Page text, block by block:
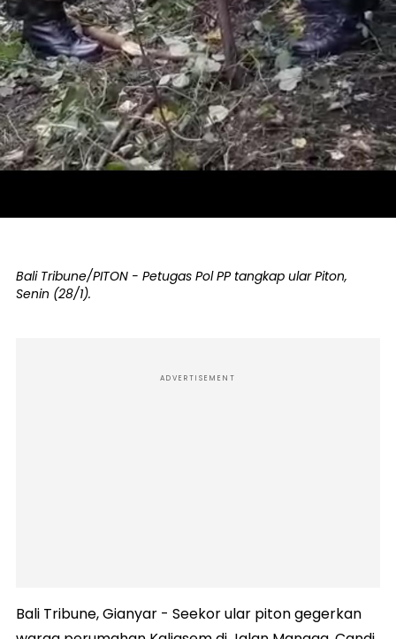
Bali Tribune/PITON - Petugas Pol PP tangkap ular Piton,
Senin (28/1).
ADVERTISEMENT
Bali Tribune, Gianyar - Seekor ular piton gegerkan